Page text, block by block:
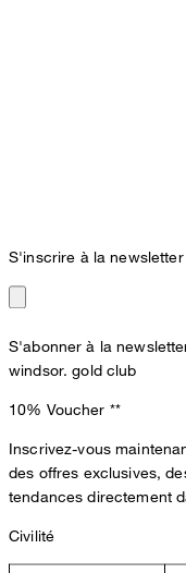
S'inscrire à la
S'abonner à la
windsor. gold club
10% Voucher **
Inscrivez-vous
des offres exclusives,
tendances directement
Civilité